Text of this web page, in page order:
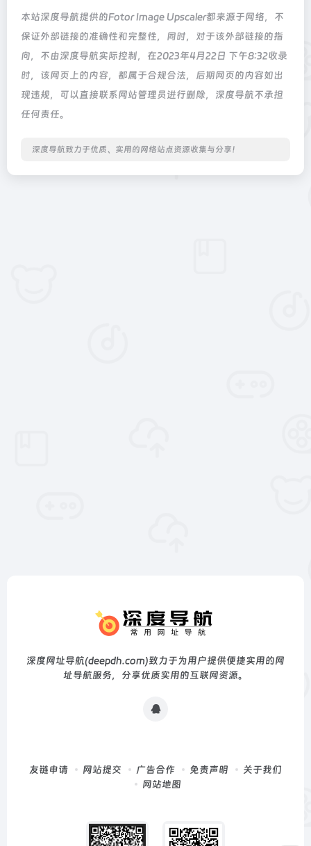
本站深度导航提供的Fotor Image Upscaler都来源于网络，不
保证外部链接的准确性和完整性，同时，对于该外部链接的指
向，不由深度导航实际控制，在2023年4月22日 下午8:32收录
时，该网页上的内容，都属于合规合法，后期网页的内容如出
现违规，可以直接联系网站管理员进行删除，深度导航不承担
任何责任。
深度导航致力于优质、实用的网络站点资源收集与分享！
深度网址导航(deepdh.com)致力于为用户提供便捷实用的网
址导航服务，分享优质实用的互联网资源。
友链申请 网站提交 广告合作 免责声明
关于我们
网站地图